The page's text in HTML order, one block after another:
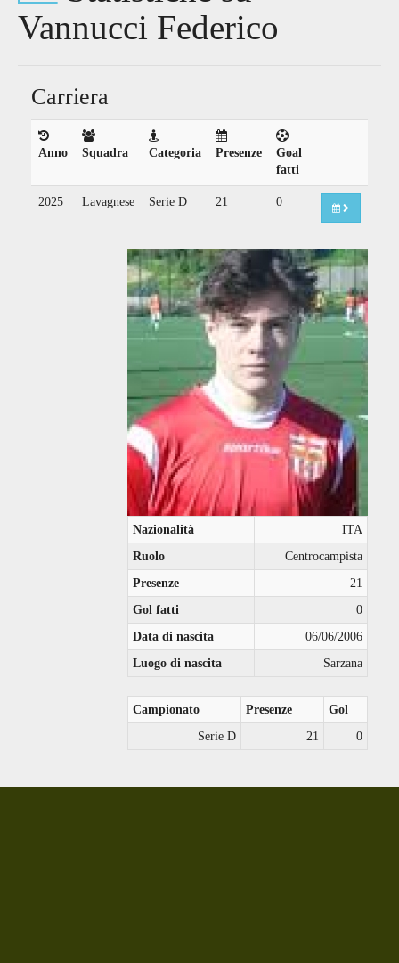
Vannucci Federico
Carriera
Anno Squadra Categoria Presenze
Goal
fatti
2025 Lavagnese Serie D 21 0
Nazionalità
ITA
Ruolo
Centrocampista
Presenze
21
Gol fatti
0
Data di nascita
06/06/2006
Luogo di nascita
Sarzana
Campionato Presenze
Gol
Serie D
21 0